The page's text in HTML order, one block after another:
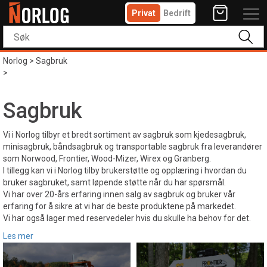
Privat Bedrift
Norlog>Sagbruk
>
Sagbruk
Vi i Norlog tilbyr et bredt sortiment av sagbruk som kjedesagbruk,
minisagbruk, båndsagbruk og transportable sagbruk fra leverandører
som Norwood, Frontier, Wood-Mizer, Wirex og Granberg.
I tillegg kan vi i Norlog tilby brukerstøtte og opplæring i hvordan du
bruker sagbruket, samt løpende støtte når du har spørsmål.
Vi har over 20-års erfaring innen salg av sagbruk og bruker vår
erfaring for å sikre at vi har de beste produktene på markedet.
Vi har også lager med reservedeler hvis du skulle ha behov for det.
Vi har tett kontakt med våre leverandører og sammen med dem er vi
med på å utvikle og stadig forbedre sagbrukene slik at de skal bli mer
Les mer